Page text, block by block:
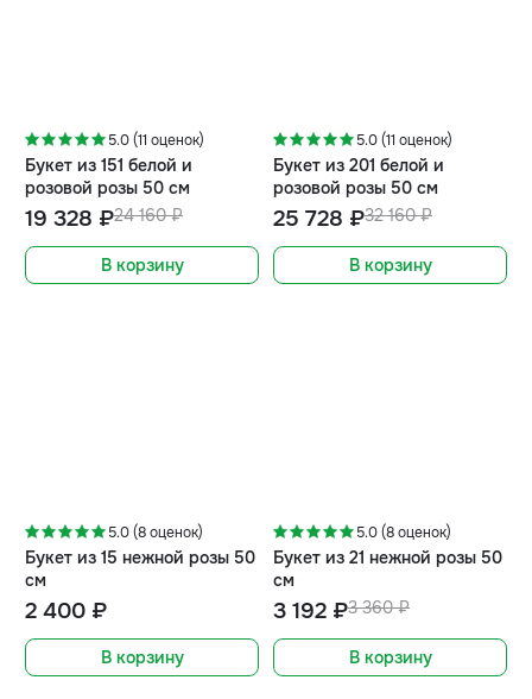
5.0 (11 оценок)
Букет из 151 белой и
розовой розы 50 см
24 160 ₽
19 328 ₽
В корзину
5.0 (11 оценок)
Букет из 201 белой и
розовой розы 50 см
32 160 ₽
25 728 ₽
В корзину
5.0 (8 оценок)
Букет из 15 нежной розы 50
см
2 400 ₽
В корзину
5.0 (8 оценок)
Букет из 21 нежной розы 50
см
3 360 ₽
3 192 ₽
В корзину